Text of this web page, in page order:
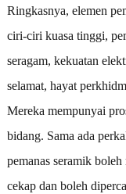
Ringkasnya, elemen
ciri-ciri kuasa tinggi,
seragam, kekuatan
selamat, hayat
Mereka mempunyai
bidang. Sama ada
pemanas seramik
cekap dan boleh